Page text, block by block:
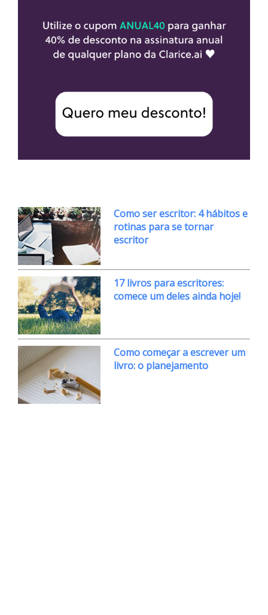
Como ser escritor: 4 hábitos e
rotinas para se tornar
escritor
17 livros para escritores:
comece um deles ainda hoje!
Como começar a escrever um
livro: o planejamento